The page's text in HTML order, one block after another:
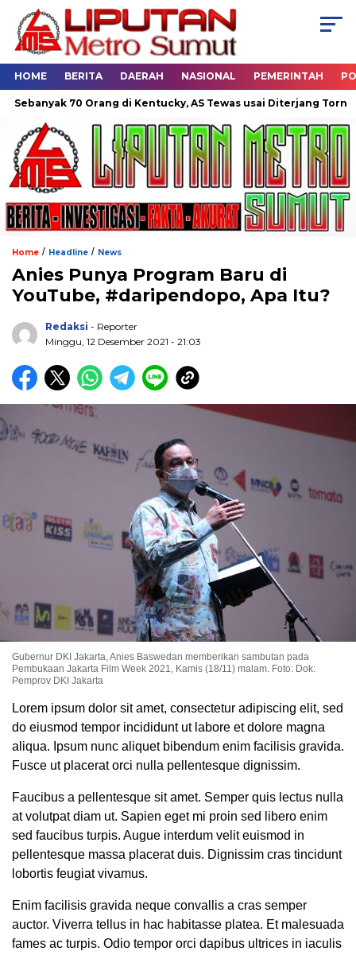
HOME BERITA DAERAH NASIONAL PEMERINTAH
70 Orang di Kentucky, AS Tewas usai Diterjang Tornado
Home / Headline / News
Anies Punya Program Baru di
YouTube, #daripendopo, Apa Itu?
Redaksi - Reporter
Minggu, 12 Desember 2021 - 21:03
Gubernur DKI Jakarta, Anies Baswedan memberikan sambutan pada
Pembukaan Jakarta Film Week 2021, Kamis (18/11) malam. Foto: Dok:
Pemprov DKI Jakarta
Lorem ipsum dolor sit amet, consectetur adipiscing elit, sed
do eiusmod tempor incididunt ut labore et dolore magna
aliqua. Ipsum nunc aliquet bibendum enim facilisis gravida.
Fusce ut placerat orci nulla pellentesque dignissim.
Faucibus a pellentesque sit amet. Semper quis lectus nulla
at volutpat diam ut. Sapien eget mi proin sed libero enim
sed faucibus turpis. Augue interdum velit euismod in
pellentesque massa placerat duis. Dignissim cras tincidunt
lobortis feugiat vivamus.
Enim facilisis gravida neque convallis a cras semper
auctor. Viverra tellus in hac habitasse platea. Et malesuada
fames ac turpis. Odio tempor orci dapibus ultrices in iaculis